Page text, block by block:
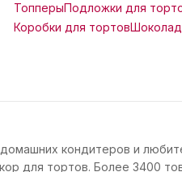
ТопперыПодложки для
Коробки для тортов
кондитеров и
для тортов. Более 3400